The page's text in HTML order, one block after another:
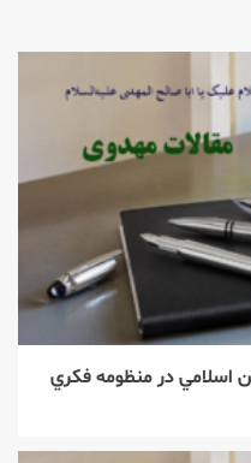
در منظومه فكري